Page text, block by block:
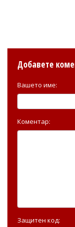
Добавете
Вашето име:
Коментар:
Защитен код: